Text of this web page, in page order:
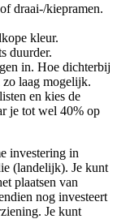
draai-/kiepramen.
kleur.
duurder.
in. Hoe dichterbij
laag mogelijk.
en kies de
je tot wel 40% op
investering in
(landelijk). Je kunt
plaatsen van
nog investeert
Je kunt